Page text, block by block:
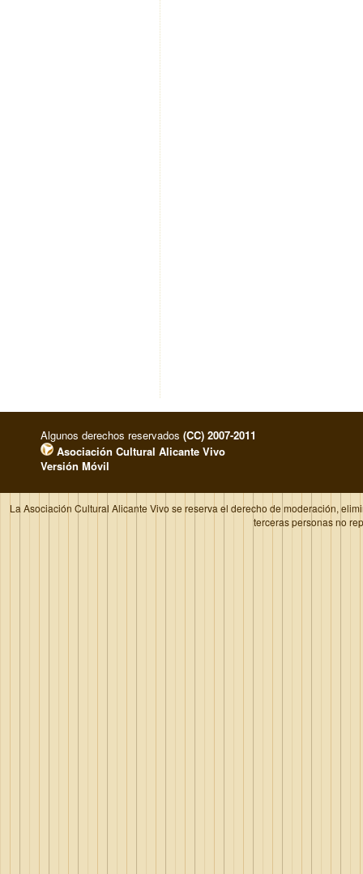
Algunos derechos reservados (CC) 2007-2011
Asociación Cultural Alicante Vivo
Versión Móvil
La Asociación Cultural Alicante Vivo se reserva el derecho de moderación,
terceras personas no